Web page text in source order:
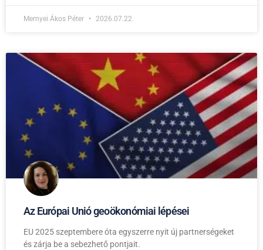
Mernyei Ákos Péter 2026.07.22.
Az Európai Unió geoökonómiai lépései
EU 2025 szeptembere óta egyszerre nyit új partnerségeket
és zárja be a sebezhető pontjait.